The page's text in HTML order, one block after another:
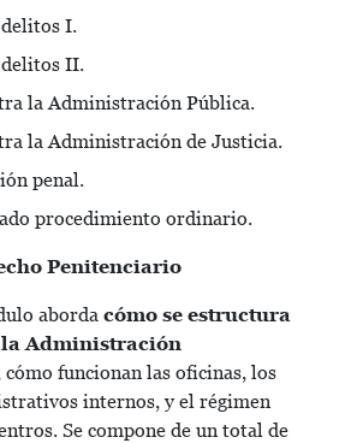
I.
II.
la Administración Pública.
la Administración de Justicia.
penal.
procedimiento ordinario.
Penitenciario
aborda cómo se estructura
Administración
cómo funcionan las oficinas, los
internos, y el régimen
Se compone de un total de